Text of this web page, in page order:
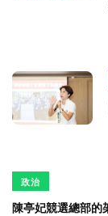
政治
陳亭妃競選總部的